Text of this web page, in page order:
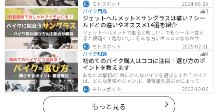
策グッズも紹介しているので、これで寒い冬でも快適に
バイクに乗りましょう！
モトスポット
2024-05-25
バイク用品
3
ジェットヘルメット×サングラスは痛い？シー
ルドとの違いやオススメ14選を紹介
ジェットヘルメットで走ると眩しい...でもシールド変え
ると夜暗くて危ないし...そんな方にオススメなのがサン
グラスです！サングラスなら付け外しが自由で、眩しい
時だけ使えます。バイクを降りてからのファッションと
しても使えるおしゃれアイテムです。
モトスポット
2025-02-21
バイク知識
0
初めてのバイク購入はココに注目！選び方のポ
イントを教えます
あなたは最初の1台にどんなバイクを選びますか？バイク
は、どんな車種やジャンル、排気量を選ぶかによって今
後の楽しみ方が大きく変わるものなので、初めての愛車
選びはとても重要です。この記事ではそんなバイク選び
のオススメポイントをお伝えします。
モトスポット 2022-12-06
もっと見る